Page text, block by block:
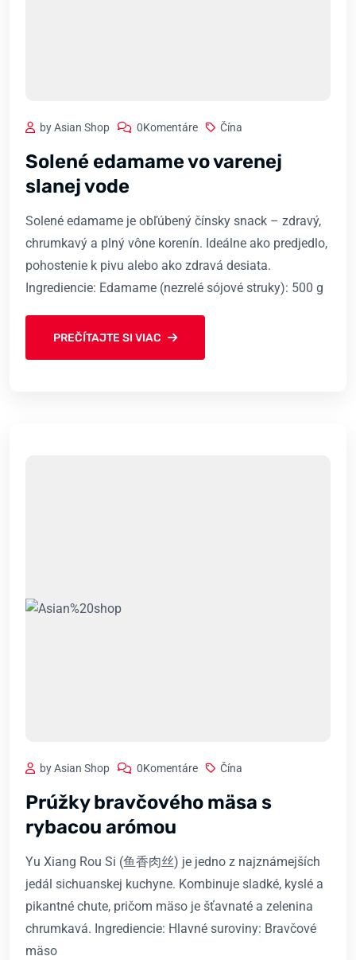
by Asian Shop 0Komentáre Čína
Solené edamame vo varenej
slanej vode
Solené edamame je obľúbený čínsky snack – zdravý,
chrumkavý a plný vône korenín. Ideálne ako predjedlo,
pohostenie k pivu alebo ako zdravá desiata.
Ingrediencie: Edamame (nezrelé sójové struky): 500 g
PREČÍTAJTE SI VIAC
by Asian Shop 0Komentáre Čína
Prúžky bravčového mäsa s
rybacou arómou
Yu Xiang Rou Si (鱼香肉丝) je jedno z najznámejších
jedál sichuanskej kuchyne. Kombinuje sladké, kyslé a
pikantné chute, pričom mäso je šťavnaté a zelenina
chrumkavá. Ingrediencie: Hlavné suroviny: Bravčové
mäso